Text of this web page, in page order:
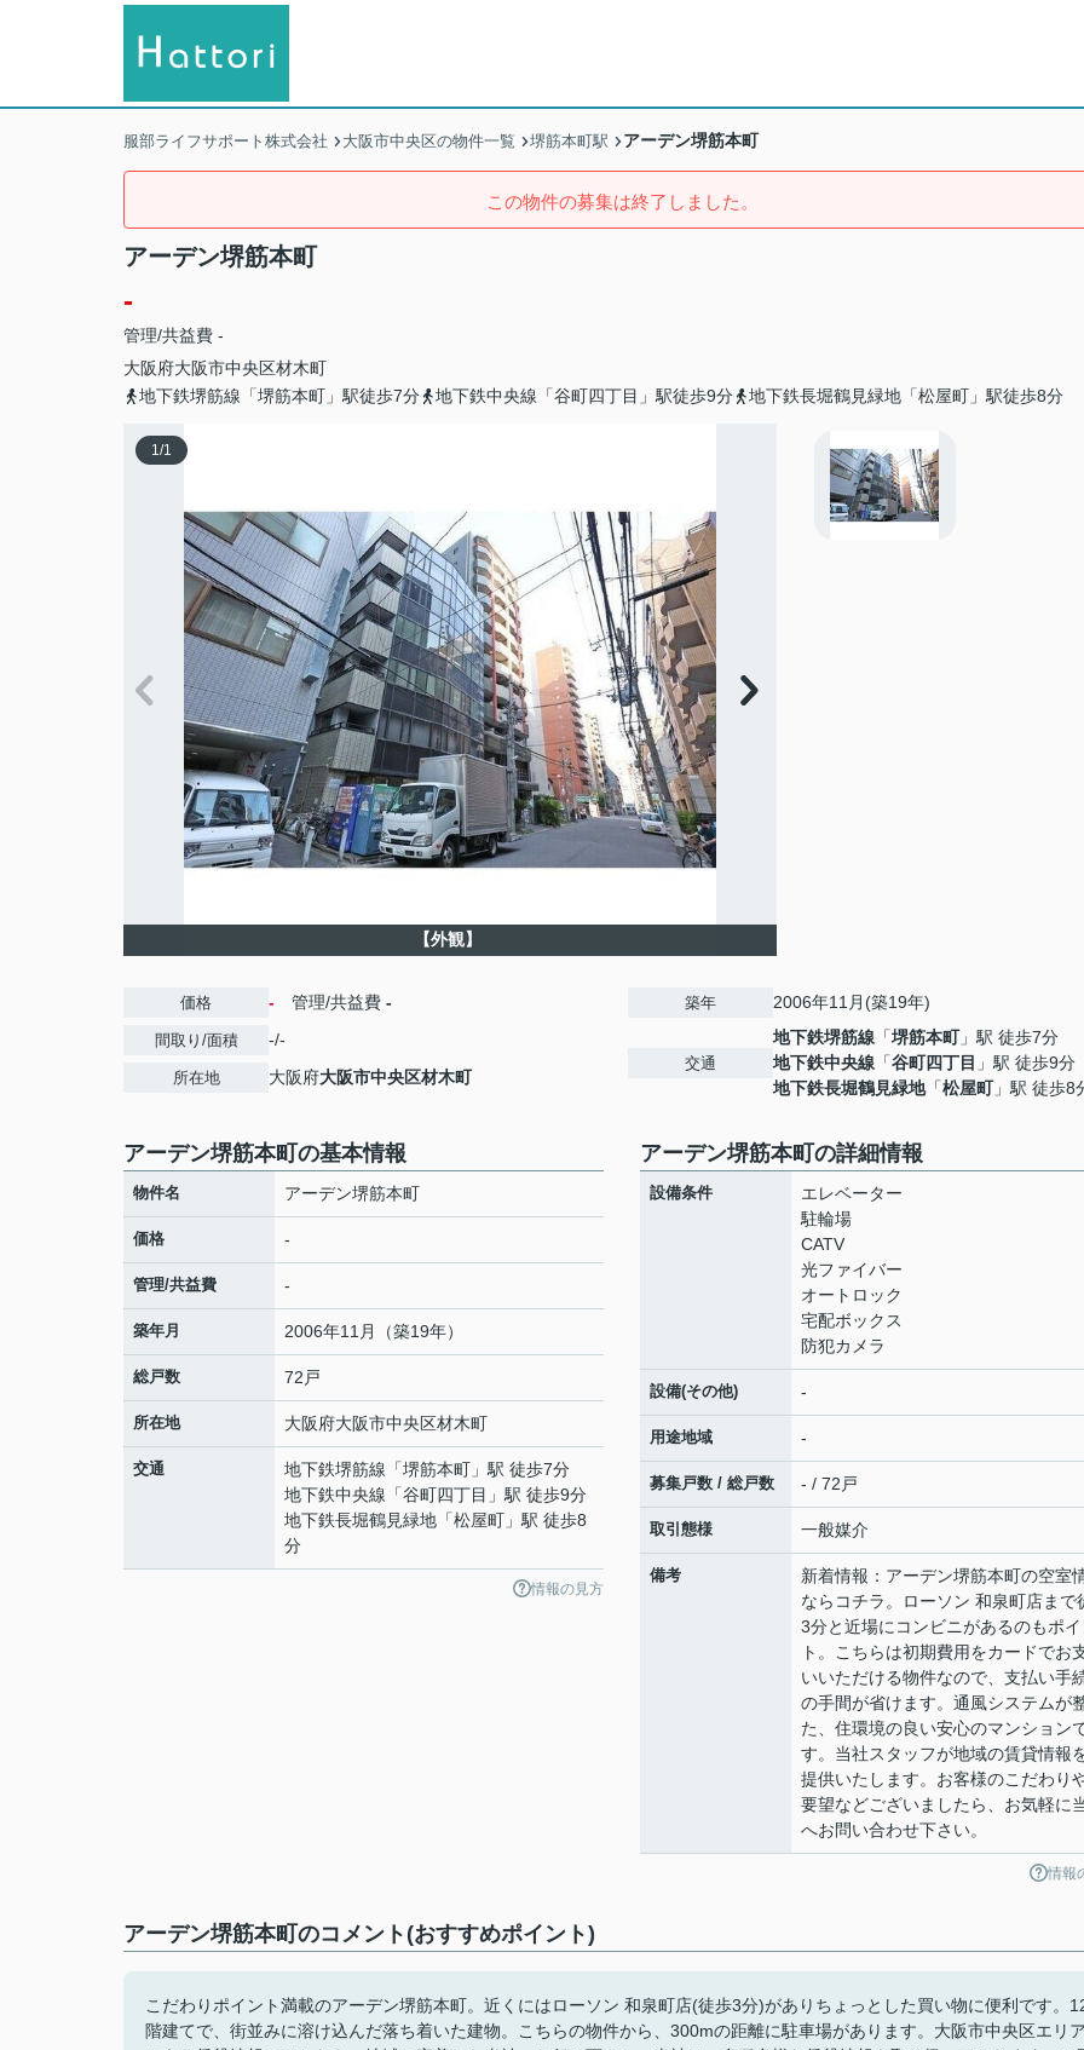
服部ライフサポート株式会社 大阪市中央区の物件一覧 堺筋本町駅 アーデン堺筋本町
この物件の募集は終了しました。
アーデン堺筋本町
-
管理/共益費 -
大阪府大阪市中央区材木町
地下鉄堺筋線「堺筋本町」駅徒歩7分
地下鉄中央線「谷町四丁目」駅徒歩9分 地下鉄長堀鶴見緑地「松屋町」駅徒歩8分
1/1
【外観】
価格 - 管理/共益費 -
間取り/面積 -/-
所在地 大阪府大阪市中央区材木町
築年 2006年11月(築19年)
交通
地下鉄堺筋線 「堺筋本町」駅 徒歩7分
地下鉄中央線 「谷町四丁目 」駅 徒歩9分
地下鉄長堀鶴見緑地「松屋町」駅 徒歩8
アーデン堺筋本町の基本情報
物件名 アーデン堺筋本町
価格 -
管理/共益費 -
築年月 2006年11月（築19年）
総戸数 72戸
所在地 大阪府大阪市中央区材木町
交通 地下鉄堺筋線 「堺筋本町 」駅 徒歩7分
地下鉄中央線 「谷町四丁目 」駅 徒歩9分
地下鉄長堀鶴見緑地 「松屋町 」駅 徒歩8
分
情報の見方
アーデン堺筋本町の詳細情報
設備条件
エレベーター
駐輪場
CATV
光ファイバー
オートロック
宅配ボックス
防犯カメラ
設備(その他) -
用途地域 -
募集戸数 / 総戸数 - / 72戸
取引態様 一般媒介
備考
新着情報：アーデン堺筋本町の空室
ならコチラ。ローソン 和泉町店まで
3分と近場にコンビニがあるのもポイ
ト。こちらは初期費用をカードでお
いいただける物件なので、支払い手
の手間が省けます。通風システムが
た、住環境の良い安心のマンション
す。当社スタッフが地域の賃貸情報
提供いたします。お客様のこだわり
要望などございましたら、お気軽に
へお問い合わせ下さい。
情報
アーデン堺筋本町のコメント(おすすめポイント)
こだわりポイント満載のアーデン堺筋本町。近くにはローソン 和泉町店(徒歩3分)がありちょっとした買い物に便利です。
階建てで、街並みに溶け込んだ落ち着いた建物。こちらの物件から、300mの距離に駐車場があります。大阪市中央区エリア